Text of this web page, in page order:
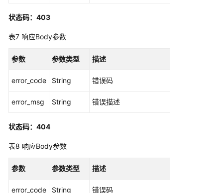
版-
名
理
专
版-
名
状态码：403
表7 响应Body参数
参数 参数类型 描述
error_code String 错误码
error_msg String 错误描述
状态码：404
表8 响应Body参数
参数 参数类型 描述
error_code String 错误码